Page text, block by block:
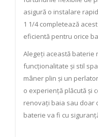
asigură o instalare
1 1/4 completează
eficientă pentru orice
Alegeți această baterie
funcționalitate și stil
mâner plin și un
o experiență plăcută și
renovați baia sau doar
baterie va fi cu